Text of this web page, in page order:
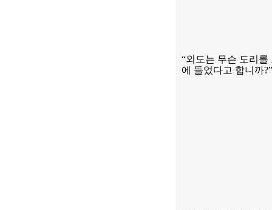
“외도는 무슨 도리
에 들었다고 합니까?”